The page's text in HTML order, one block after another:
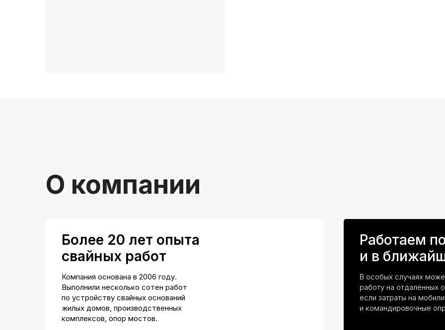
О компании
Более 20 лет опыта
свайных работ
Компания основана в 2006 году.
Выполнили несколько сотен работ
по устройству свайных оснований
жилых домов, производственных
комплексов, опор мостов.
Работаем
и в
В особых случаях
работу на отдалённых
если затраты на
и командировочные